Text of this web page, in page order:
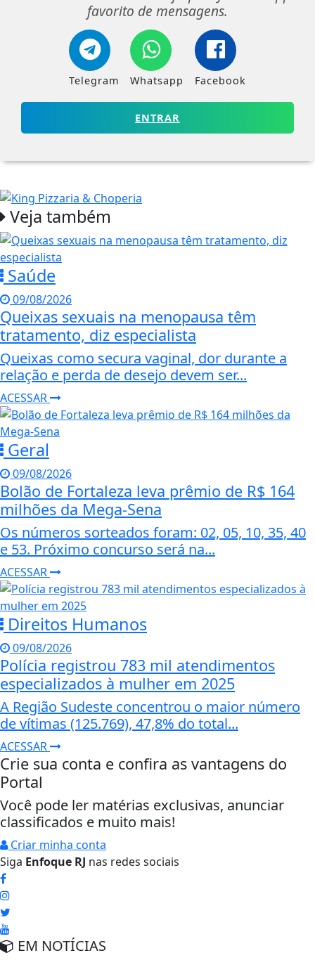
favorito de mensagens.
Telegram Whatsapp Facebook
ENTRAR
Veja também
Saúde
09/08/2026
Queixas sexuais na menopausa têm
tratamento, diz especialista
Queixas como secura vaginal, dor durante a
relação e perda de desejo devem ser...
ACESSAR
Geral
09/08/2026
Bolão de Fortaleza leva prêmio de R$ 164
milhões da Mega-Sena
Os números sorteados foram: 02, 05, 10, 35, 40
e 53. Próximo concurso será na...
ACESSAR
Direitos Humanos
09/08/2026
Polícia registrou 783 mil atendimentos
especializados à mulher em 2025
A Região Sudeste concentrou o maior número
de vítimas (125.769), 47,8% do total...
ACESSAR
Crie sua conta e confira as vantagens do
Portal
Você pode ler matérias exclusivas, anunciar
classificados e muito mais!
Criar minha conta
Siga Enfoque RJ nas redes sociais
EM NOTÍCIAS